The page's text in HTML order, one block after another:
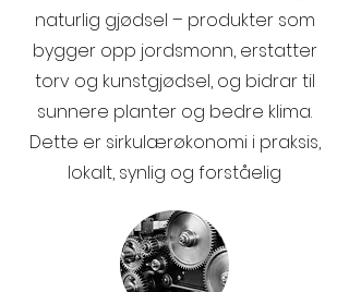
naturlig gjødsel – produkter som
bygger opp jordsmonn, erstatter
torv og kunstgjødsel, og bidrar til
sunnere planter og bedre klima.
Dette er sirkulærøkonomi i praksis,
lokalt, synlig og forståelig